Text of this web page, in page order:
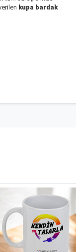
kupa bardak